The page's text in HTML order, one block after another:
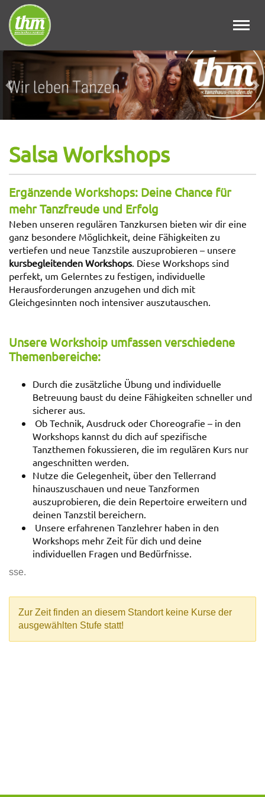
Zurück
Salsa Workshops
Ergänzende Workshops: Deine Chance für
mehr Tanzfreude und Erfolg
Neben unseren regulären Tanzkursen bieten wir dir eine
ganz besondere Möglichkeit, deine Fähigkeiten zu
vertiefen und neue Tanzstile auszuprobieren – unsere
kursbegleitenden Workshops. Diese Workshops sind
perfekt, um Gelerntes zu festigen, individuelle
Herausforderungen anzugehen und dich mit
Gleichgesinnten noch intensiver auszutauschen.
Unsere Workshoip umfassen verschiedene
Themenbereiche:
Durch die zusätzliche Übung und individuelle
Betreuung baust du deine Fähigkeiten schneller und
sicherer aus.
Ob Technik, Ausdruck oder Choreografie – in den
Workshops kannst du dich auf spezifische
Tanzthemen fokussieren, die im regulären Kurs nur
angeschnitten werden.
Nutze die Gelegenheit, über den Tellerrand
hinauszuschauen und neue Tanzformen
auszuprobieren, die dein Repertoire erweitern und
deinen Tanzstil bereichern.
Unsere erfahrenen Tanzlehrer haben in den
Workshops mehr Zeit für dich und deine
individuellen Fragen und Bedürfnisse.